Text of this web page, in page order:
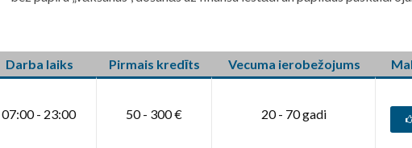
Darba laiks Pirmais kredīts Vecuma ierobežojums
07:00 - 23:00 50 - 300 € 20 - 70 gadi